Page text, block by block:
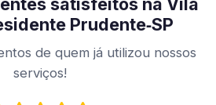
Prudente‑SP
de quem já utilizou nossos
serviços!